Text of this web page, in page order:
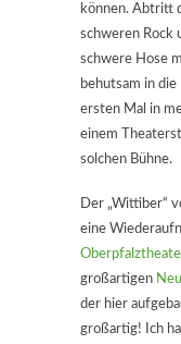
können. Abtritt
schweren Rock
schwere Hose
behutsam in
ersten Mal in
einem
solchen Bühne.
Der „Wittiber“
eine
großartigen
der hier
großartig! Ich